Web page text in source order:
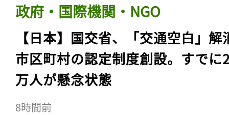
政府・国際機関・NGO
【日本】国交省、「交通空白」解
市区町村の認定制度創設。すでに
万人が懸念状態
8時間前